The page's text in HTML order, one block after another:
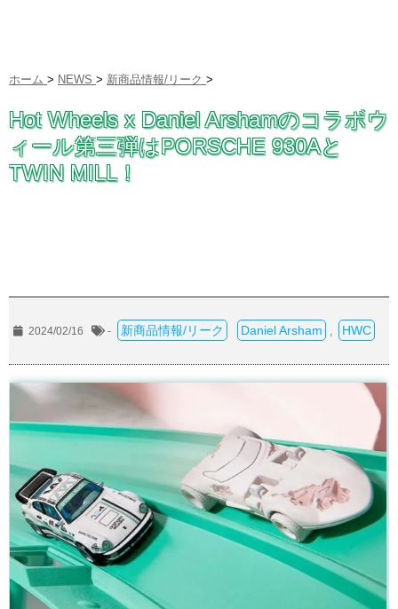
ホーム > NEWS > 新商品情報/リーク >
Hot Wheels x Daniel Arshamのコラボウ
ィール第三弾はPORSCHE 930Aと
TWIN MILL！
2024/02/16 - 新商品情報/リーク Daniel Arsham HWC